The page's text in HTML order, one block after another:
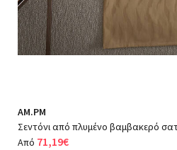
AM.PM
Σεντόνι από πλυμένο βαμβακερό
Από 71,19€